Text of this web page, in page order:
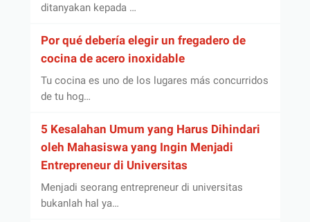
ditanyakan kepada …
Por qué debería elegir un fregadero de
cocina de acero inoxidable
Tu cocina es uno de los lugares más concurridos
de tu hog…
5 Kesalahan Umum yang Harus Dihindari
oleh Mahasiswa yang Ingin Menjadi
Entrepreneur di Universitas
Menjadi seorang entrepreneur di universitas
bukanlah hal ya…